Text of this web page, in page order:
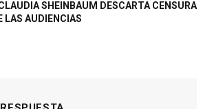
SHEINBAUM DESCARTA CENSURA
LAS AUDIENCIAS